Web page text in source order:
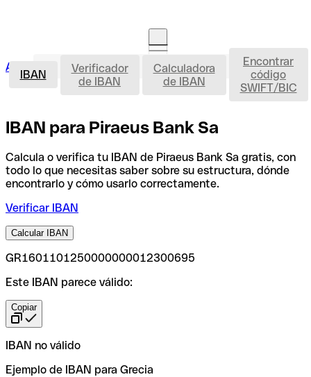
Acceso clientesAbrir cuenta IBAN
IBAN
Verificador
de IBAN
Calculadora
de IBAN
Encontrar
código
SWIFT/BIC
IBAN para Piraeus Bank Sa
Calcula o verifica tu IBAN de Piraeus Bank Sa gratis, con
todo lo que necesitas saber sobre su estructura, dónde
encontrarlo y cómo usarlo correctamente.
Verificar IBAN
Calcular IBAN
GR1601101250000000012300695
Este IBAN parece válido:
Copiar
IBAN no válido
Ejemplo de IBAN para Grecia